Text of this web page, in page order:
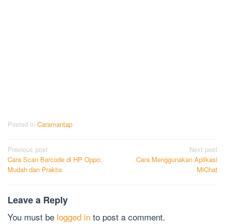
Posted in Caramantap
Post
navigation
Previous post
Cara Scan Barcode di HP Oppo:
Mudah dan Praktis
Next post
Cara Menggunakan Aplikasi
MiChat
Leave a Reply
You must be logged in to post a comment.